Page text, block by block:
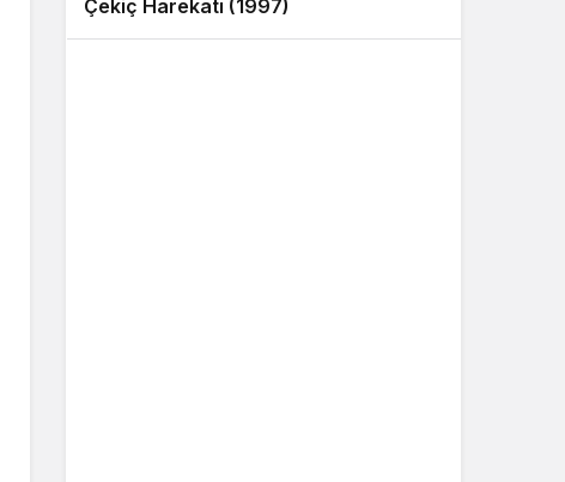
Çekiç Harekatı (1997)